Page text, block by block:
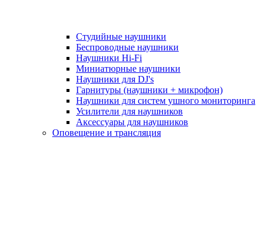
Студийные наушники
Беспроводные наушники
Наушники Hi-Fi
Миниатюрные наушники
Наушники для DJ's
Гарнитуры (наушники + микрофон)
Наушники для систем ушного мониторинга
Усилители для наушников
Аксессуары для наушников
Оповещение и трансляция